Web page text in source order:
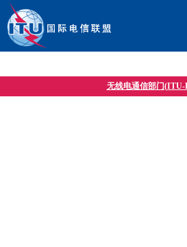
无线电通信部门(ITU-